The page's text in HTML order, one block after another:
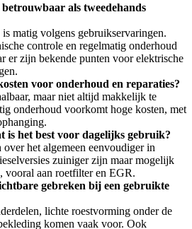
als tweedehands
matig volgens gebruikservaringen.
controle en regelmatig onderhoud
er zijn bekende punten voor elektrische
voor onderhoud en reparaties?
maar niet altijd makkelijk te
onderhoud voorkomt hoge kosten, met
is het best voor dagelijks gebruik?
het algemeen eenvoudiger in
zuiniger zijn maar mogelijk
vooral aan roetfilter en EGR.
gebreken bij een gebruikte
lichte roestvorming onder de
komen vaak voor. Ook